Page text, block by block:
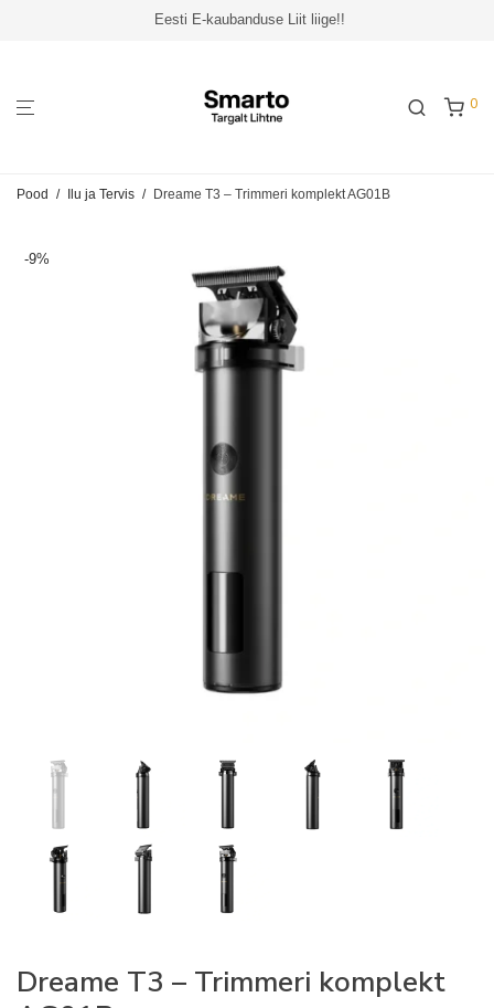
Eesti E-kaubanduse Liit liige!!
0
Pood / Ilu ja Tervis / Dreame T3 – Trimmeri komplekt AG01B
-9%
Dreame T3 – Trimmeri komplekt